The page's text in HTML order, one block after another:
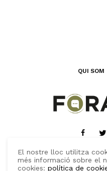
QUI SOM
El nostre lloc utilitza
més informació sobre el
cookies:política de